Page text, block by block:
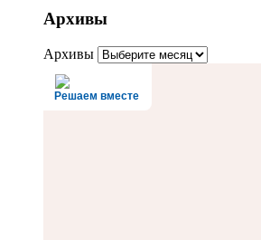
Архивы
Архивы
Решаем вместе